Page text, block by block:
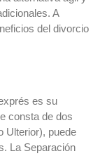
A
del divorcio
es su
consta de dos
Ulterior), puede
La Separación